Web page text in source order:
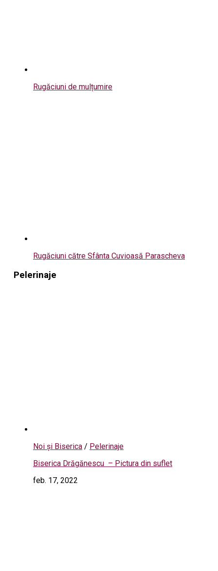
Rugăciuni de mulțumire
Rugăciuni către Sfânta Cuvioasă Parascheva
Pelerinaje
Noi și Biserica / Pelerinaje
Biserica Drăgănescu – Pictura din suflet
feb. 17, 2022